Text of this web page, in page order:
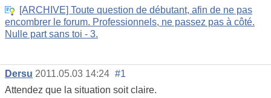
[ARCHIVE] Toute question de débutant, afin de ne pas
encombrer le forum. Professionnels, ne passez pas à côté.
Nulle part sans toi - 3.
Dersu 2011.05.03 14:24 #1
Attendez que la situation soit claire.